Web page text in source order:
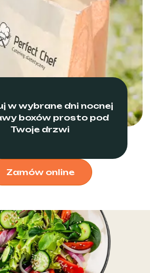
w wybrane dni nocnej
boxów prosto pod
Twoje drzwi
Zamów online